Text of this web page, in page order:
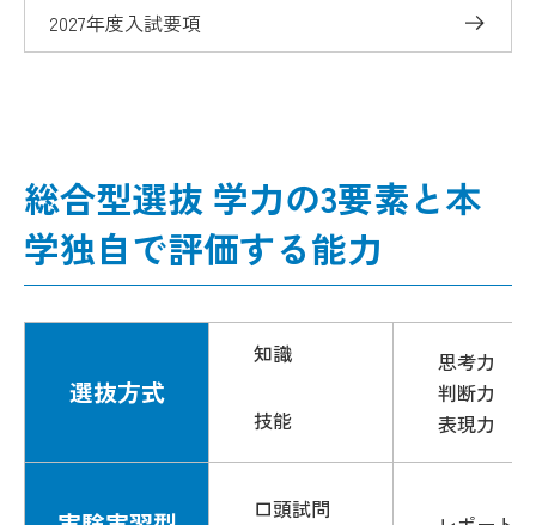
2027年度入試要項
総合型選抜 学力の3要素と本
学独自で評価する能力
選抜方式
知識
技能
思考力
判断力
表現力
口頭試問